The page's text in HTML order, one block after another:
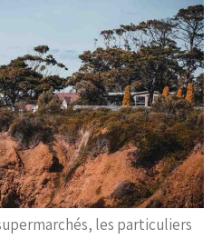
les particuliers